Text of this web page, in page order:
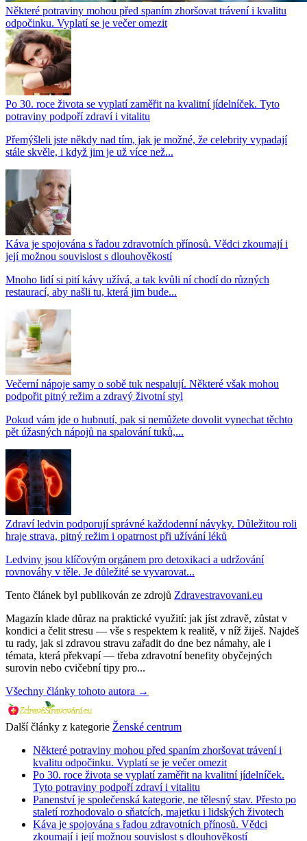
Některé potraviny mohou před spaním zhoršovat trávení i kvalitu
odpočinku. Vyplatí se je večer omezit
Po 30. roce života se vyplatí zaměřit na kvalitní jídelníček. Tyto
potraviny podpoří zdraví i vitalitu
Přemýšleli jste někdy nad tím, jak je možné, že celebrity vypadají
stále skvěle, i když jim je už více než...
Káva je spojována s řadou zdravotních přínosů. Vědci zkoumají i
její možnou souvislost s dlouhověkostí
Mnoho lidí si pití kávy užívá, a tak kvůli ní chodí do různých
restaurací, aby našli tu, která jim bude...
Večerní nápoje samy o sobě tuk nespalují. Některé však mohou
podpořit pitný režim a zdravý životní styl
Pokud vám jde o hubnutí, pak si nemůžete dovolit vynechat těchto
pět úžasných nápojů na spalování tuků,...
Zdraví ledvin podporují správné každodenní návyky. Důležitou roli
hraje strava, pitný režim i opatrnost při užívání léků
Ledviny jsou klíčovým orgánem pro detoxikaci a udržování
rovnováhy v těle. Je důležité se vyvarovat...
Tento článek byl publikován ze zdrojů Zdravestravovani.eu
Magazín klade důraz na praktické využití: jak jíst zdravě, zůstat v
kondici a čelit stresu — vše s respektem k realitě, v níž žiješ. Najdeš
tu rady, jak si zdravou stravu zařadit do dne bez námahy, ale i
témata, která překvapí — třeba zdravotní benefity obyčejných
surovin nebo cvičební tipy pro...
Všechny články tohoto autora →
Další články z kategorie Ženské centrum
Některé potraviny mohou před spaním zhoršovat trávení i
kvalitu odpočinku. Vyplatí se je večer omezit
Po 30. roce života se vyplatí zaměřit na kvalitní jídelníček.
Tyto potraviny podpoří zdraví i vitalitu
Panenství je společenská kategorie, ne tělesný stav. Přesto po
staletí rozhodovalo o sňatcích, majetku i lidských životech
Káva je spojována s řadou zdravotních přínosů. Vědci
zkoumají i její možnou souvislost s dlouhověkostí